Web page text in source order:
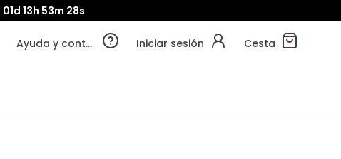
01d 13h 53m 27s
Ayuda y contacto Iniciar sesión Cesta